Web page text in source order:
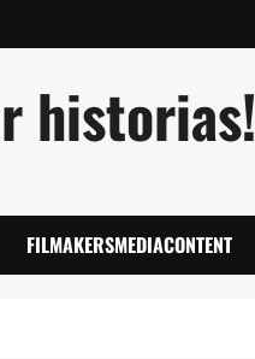
historias!
FILMAKERSMEDIACONTENT